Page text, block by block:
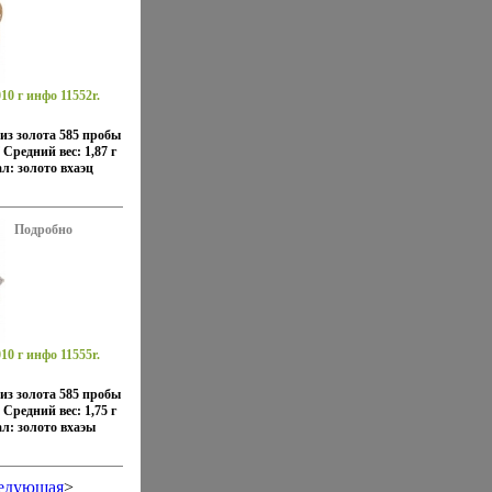
г инфо 11552r.
золота 585 пробы
вес: 1,87 г
золото вхаэц
Подробно
г инфо 11555r.
золота 585 пробы
вес: 1,75 г
золото вхаэы
>